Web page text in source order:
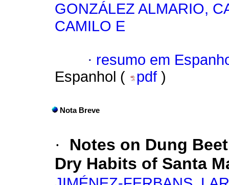
GONZÁLEZ ALMARIO,
CAMILO E
· resumo em
Espanhol (
pdf )
Nota Breve
·
Notes on Dung
Dry Habits of Santa